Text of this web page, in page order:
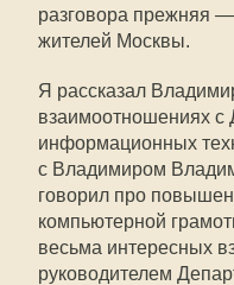
разговора прежняя
жителей Москвы.
Я рассказал
взаимоотношениях с
информационных
с Владимиром
говорил про
компьютерной
весьма интересных
руководителем